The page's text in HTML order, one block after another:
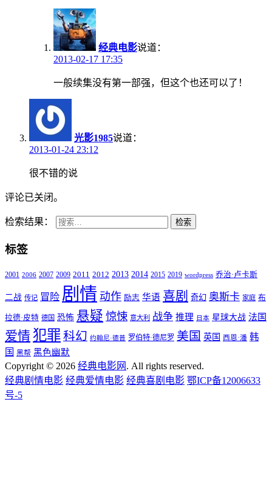
经典电影说道：
2013-02-17 17:35
一般续集没有第一部强，但这个也还可以了！
光影1985说道：
2013-01-24 23:12
很不错的说
评论已关闭。
检索结果： 检索
标签
2001 2006 2007 2009 2011 2012 2013 2014 2015 2019 wordpress 乔治·卢卡斯
二战 传记 冒险 剧情 动作 励志 华语 喜剧 奇幻 奥斯卡 家庭 布
拉德·皮特 德国 恐怖 悬疑 惊悚 意大利 战争 推理 日本 星球大战 法国
爱情 犯罪科幻 约翰尼·德普 罗伯特·德尼罗 美国 英国 西恩·潘 韩
国 黑帮 黑色幽默
Copyright © 2026 经典电影网 . All rights reserved.
经典剧情电影 经典爱情电影 经典喜剧电影 鄂ICP备12006633
号-5